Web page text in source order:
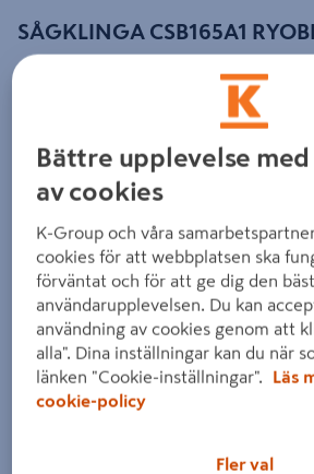
SÅGKLINGA CSB165A1 RYOBI
Detaljerad beskrivning finns i
Bättre upplevelse
av cookies
K-Group och våra
cookies för att webbplatsen ska
förväntat och för att ge dig den
användarupplevelsen. Du kan
användning av cookies genom att
alla". Dina inställningar kan du när
länken "Cookie-inställningar".
Läs
cookie-policy
Fler val